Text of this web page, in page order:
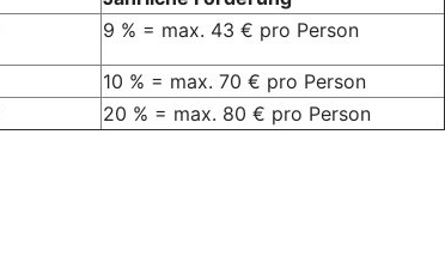
9 % = max. 43 € pro Person
10 % = max. 70 € pro Person
20 % = max. 80 € pro Person